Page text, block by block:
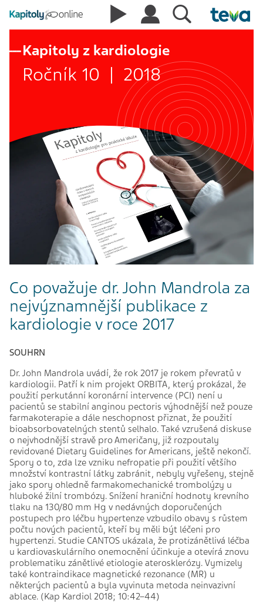
Kapitoly z kardiologie
Ročník 10 | 2018
Co považuje dr. John Mandrola za
nejvýznamnější publikace z
kardiologie v roce 2017
SOUHRN
Dr. John Mandrola uvádí, že rok 2017 je rokem převratů v
kardiologii. Patří k nim projekt ORBITA, který prokázal, že
použití perkutánní koronární intervence (PCI) není u
pacientů se stabilní anginou pectoris výhodnější než pouze
farmakoterapie a dále neschopnost přiznat, že použití
bioabsorbovatelných stentů selhalo. Také vzrušená diskuse
o nejvhodnější stravě pro Američany, již rozpoutaly
revidované Dietary Guidelines for Americans, ještě nekončí.
Spory o to, zda lze vzniku nefropatie při použití většího
množství kontrastní látky zabránit, nebyly vyřešeny, stejně
jako spory ohledně farmakomechanické trombolýzy u
hluboké žilní trombózy. Snížení hraniční hodnoty krevního
tlaku na 130/80 mm Hg v nedávných doporučených
postupech pro léčbu hypertenze vzbudilo obavy s růstem
počtu nových pacientů, kteří by měli být léčeni pro
hypertenzi. Studie CANTOS ukázala, že protizánětlivá léčba
u kardiovaskulárního onemocnění účinkuje a otevírá znovu
problematiku zánětlivé etiologie aterosklerózy. Vymizely
také kontraindikace magnetické rezonance (MR) u
některých pacientů a byla vyvinuta metoda neinvazivní
ablace. (Kap Kardiol 2018; 10:42–44)